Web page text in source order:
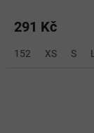
291 Kč
152 XS S L